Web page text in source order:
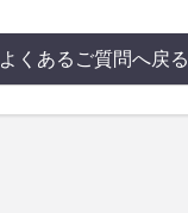
よくあるご質問へ戻る